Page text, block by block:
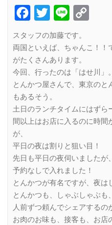
Facebook
Twitter
Line
スタッフの加藤です。
両国といえば、ちゃんこ！！
がたくさんあります。
今回、行ったのは「はせ川」。
とんかつ屋さんで、東京のと
もあるそう。
土日のランチタイムにはずら
間以上はお店に入るのに時間
が、
平日の夜は割りと狙い目！
先日も平日の夜伺いましたが
予約なしで入れました！
とんかつが有名ですが、夜は
とんかつも、しゃぶしゃぶも
人前ずつ頼んでシェアするの
お肉のお味も、接客も、お店